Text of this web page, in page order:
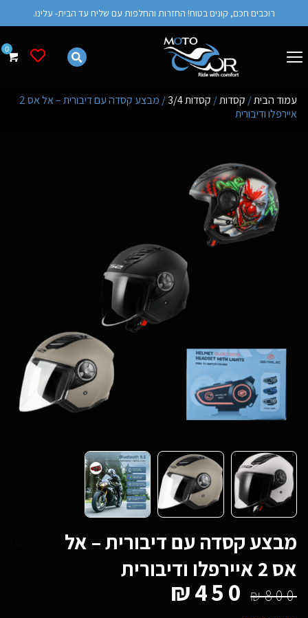
רוכבים חכם, קונים בטוח! החזרות והחלפות עם שליח עד הבית- עלינו.
רשימת
עמוד הבית/ קסדות/ קסדות 3/4
/ מבצע קסדה עם דיבורית – אל אס 2
איירפלו ודיבורית
מבצע קסדה עם דיבורית – אל
אס 2 איירפלו ודיבורית
₪800
₪450